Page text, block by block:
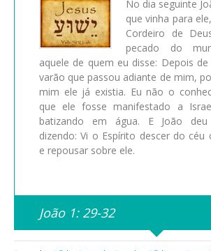
No dia seguinte
que vinha para
Cordeiro de
pecado do
aquele de quem eu disse: Depois
varão que passou adiante de mim,
mim ele já existia. Eu não o
que ele fosse manifestado a
batizando em água. E João deu
dizendo: Vi o Espírito descer do céu
e repousar sobre ele.
João 1: 29-32